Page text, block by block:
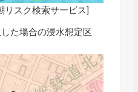
リスク検索サービス]
た場合の浸水想定区